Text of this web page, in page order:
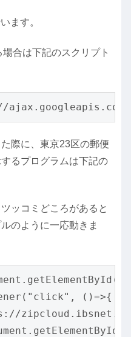
ます。
合は下記のスクリプト
際に、東京23区の郵便
るプログラムは下記の
ッコミどころがあると
のように一応動きま
()=>{